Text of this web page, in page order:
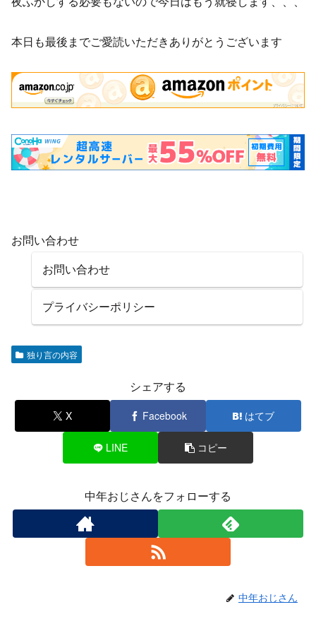
本日も最後までご愛読いただきありがとうございます
お問い合わせ
お問い合わせ
プライバシーポリシー
独り言の内容
シェアする
X Facebook はてブ
LINE コピー
中年おじさんをフォローする
中年おじさん